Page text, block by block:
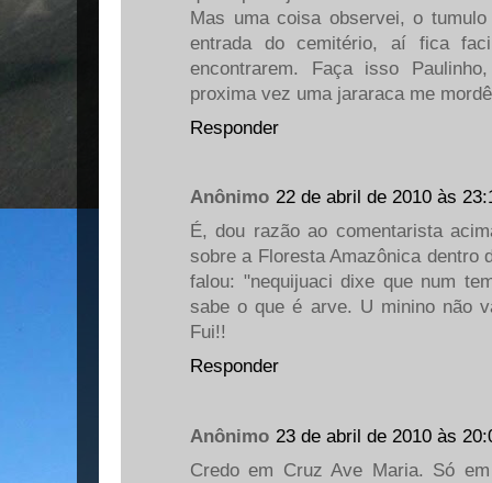
Mas uma coisa observei, o
entrada do cemitério, aí fica
encontrarem. Faça isso
proxima vez uma jararaca me
Responder
Anônimo 22 de abril de 2010 às
É, dou razão ao comentarista
sobre a Floresta Amazônica dentro
falou: "nequijuaci dixe que num
sabe o que é arve. U minino não
Fui!!
Responder
Anônimo 23 de abril de 2010 às
Credo em Cruz Ave Maria. Só